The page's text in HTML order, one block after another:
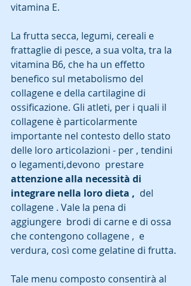
vitamina E.
La frutta secca, legumi, cereali e
frattaglie di pesce, a sua volta, tra la
vitamina B6, che ha un effetto
benefico sul metabolismo del
collagene e della cartilagine di
ossificazione. Gli atleti, per i quali il
collagene è particolarmente
importante nel contesto dello stato
delle loro articolazioni - per , tendini
o legamenti,devono  prestare
attenzione alla necessità di
integrare nella loro dieta , del
collagene . Vale la pena di
aggiungere  brodi di carne e di ossa
che contengono collagene ,  e
verdura, così come gelatine di frutta.
Tale menu composto consentirà al